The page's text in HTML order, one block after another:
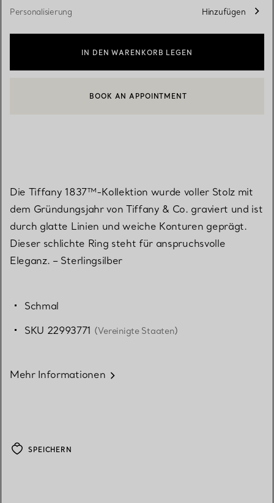
Personalisierung Hinzufügen
IN DEN WARENKORB LEGEN
EINEN KUNDENBERATER KONTAKTIEREN ODER EINEN
BOOK AN APPOINTMENT
Die Tiffany 1837™-Kollektion wurde voller Stolz mit
dem Gründungsjahr von Tiffany & Co. graviert und ist
durch glatte Linien und weiche Konturen geprägt.
Dieser schlichte Ring steht für anspruchsvolle
Eleganz. – Sterlingsilber
Schmal
SKU 22993771 (Vereinigte Staaten)
Mehr Informationen
SPEICHERN